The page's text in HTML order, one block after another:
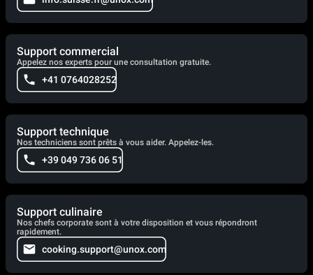
Support commercial
Appelez nos experts pour une consultation gratuite.
+41 0764028252
Support technique
Nos techniciens sont prêts à vous aider. Appelez-les.
+39 049 736 06 51
Support culinaire
Nos chefs corporate sont à votre disposition et vous répondront
rapidement.
cooking.support@unox.com